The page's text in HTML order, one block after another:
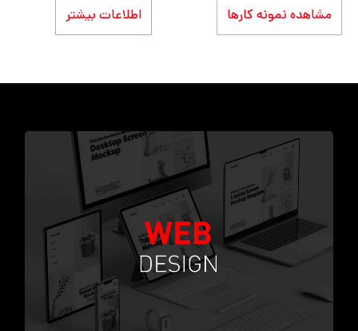
مشاهده نمونه کارها اطلاعات بیشتر